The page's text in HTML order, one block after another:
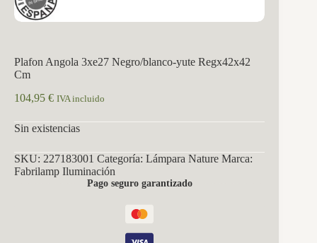
Plafon Angola 3xe27 Negro/blanco-yute Regx42x42
Cm
104,95 € IVA incluido
Sin existencias
SKU: 227183001 Categoría: Lámpara Nature Marca:
Fabrilamp Iluminación
Pago seguro garantizado